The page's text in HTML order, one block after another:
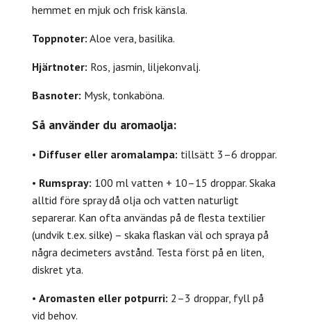
hemmet en mjuk och frisk känsla.
Toppnoter: Aloe vera, basilika.
Hjärtnoter: Ros, jasmin, liljekonvalj.
Basnoter: Mysk, tonkaböna.
Så använder du aromaolja:
• Diffuser eller aromalampa: tillsätt 3–6 droppar.
• Rumspray: 100 ml vatten + 10–15 droppar. Skaka
alltid före spray då olja och vatten naturligt
separerar. Kan ofta användas på de flesta textilier
(undvik t.ex. silke) – skaka flaskan väl och spraya på
några decimeters avstånd. Testa först på en liten,
diskret yta.
• Aromasten eller potpurri: 2–3 droppar, fyll på
vid behov.